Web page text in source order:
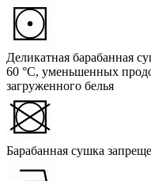
Деликатная барабанная
60 °C, уменьшенных
загруженного белья
Барабанная сушка